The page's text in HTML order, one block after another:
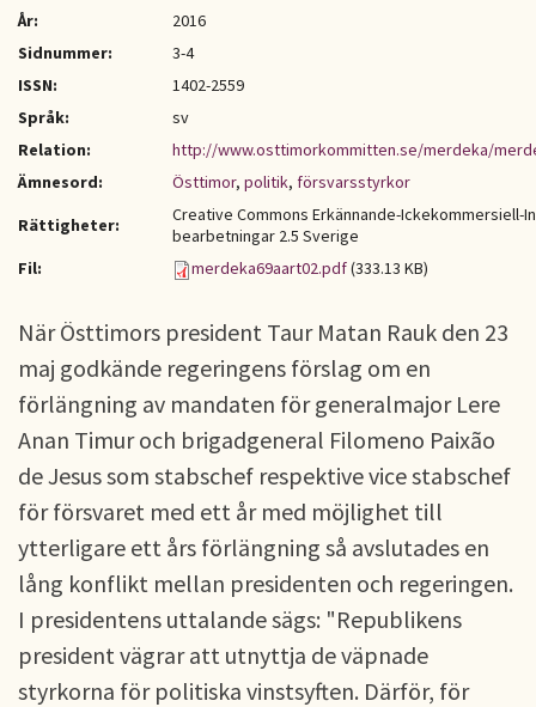
År:
2016
Sidnummer:
3-4
ISSN:
1402-2559
Språk:
sv
Relation:
http://www.osttimorkommitten.se/merdeka/
Ämnesord:
Östtimor, politik, försvarsstyrkor
Rättigheter:
Creative Commons Erkännande-Ickekommersiell-
bearbetningar 2.5 Sverige
Fil:
merdeka69aart02.pdf(333.13 KB)
När Östtimors president Taur Matan Rauk den 23
maj godkände regeringens förslag om en
förlängning av mandaten för generalmajor Lere
Anan Timur och brigadgeneral Filomeno Paixão
de Jesus som stabschef respektive vice stabschef
för försvaret med ett år med möjlighet till
ytterligare ett års förlängning så avslutades en
lång konflikt mellan presidenten och regeringen.
I presidentens uttalande sägs: "Republikens
president vägrar att utnyttja de väpnade
styrkorna för politiska vinstsyften. Därför, för